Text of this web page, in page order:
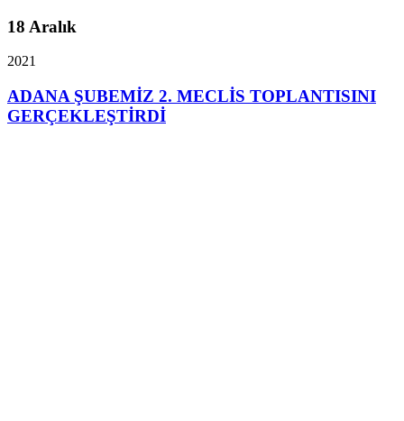
18 Aralık
2021
ADANA ŞUBEMİZ 2. MECLİS TOPLANTISINI
GERÇEKLEŞTİRDİ